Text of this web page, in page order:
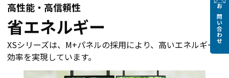
お問い合わせ
高性能・高信頼性
省エネルギー
XSシリーズは、M+パネルの採用により、高いエネルギー
効率を実現しています。